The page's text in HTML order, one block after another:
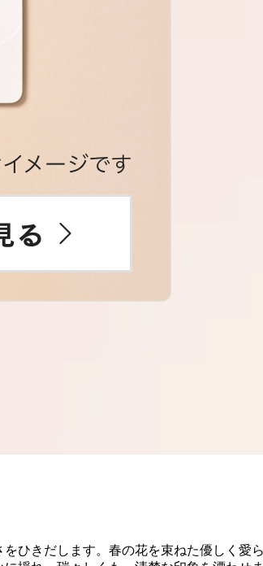
ひきだします。春の花を束ねた優しく愛